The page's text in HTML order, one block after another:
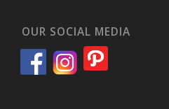
OUR SOCIAL MEDIA